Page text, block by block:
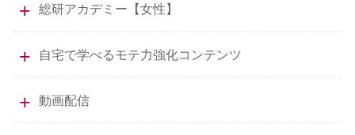
総研アカデミー【女性】
自宅で学べるモテ力強化コンテンツ
動画配信